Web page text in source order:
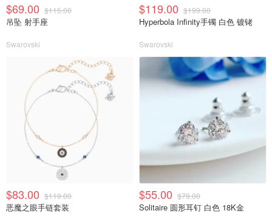
$69.00 $115.00
吊坠 射手座
Swarovski
$119.00 $199.00
Hyperbola Infinity手镯 白色 镀铑
Swarovski
$83.00 $119.00
恶魔之眼手链套装
$55.00 $79.00
Solitaire 圆形耳钉 白色 18K金